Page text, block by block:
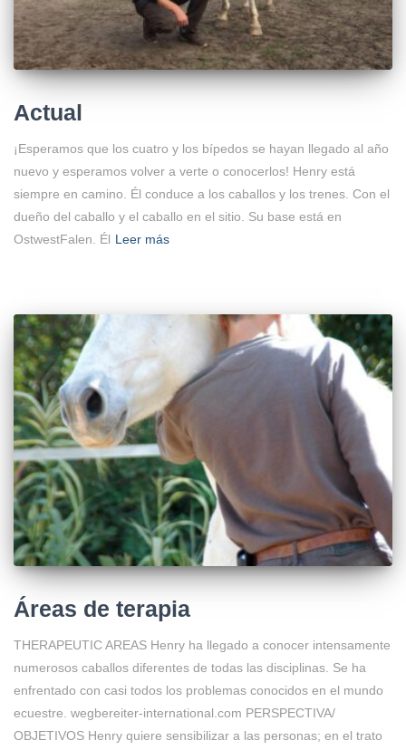
Actual
¡Esperamos que los cuatro y los bípedos se hayan llegado al año
nuevo y esperamos volver a verte o conocerlos! Henry está
siempre en camino. Él conduce a los caballos y los trenes. Con el
dueño del caballo y el caballo en el sitio. Su base está en
OstwestFalen. Él Leer más
Áreas de terapia
THERAPEUTIC AREAS Henry ha llegado a conocer intensamente
numerosos caballos diferentes de todas las disciplinas. Se ha
enfrentado con casi todos los problemas conocidos en el mundo
ecuestre. wegbereiter-international.com PERSPECTIVA/
OBJETIVOS Henry quiere sensibilizar a las personas; en el trato